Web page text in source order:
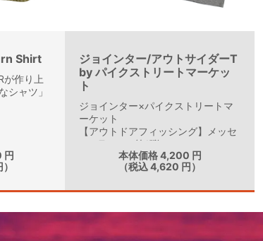
Shirt
が作り上
シャツ」
円
ジョインター/アウトサイダーT
by パイクストリートマーケッ
ト
ジョインター×パイクストリートマ
ーケット
【アウトドアフィッシング】メッセ
ージTシャツ第1弾
本体価格 4,200 円
（税込 4,620 円）